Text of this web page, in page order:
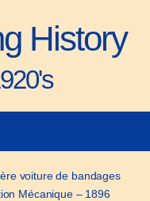
History
voiture de bandages
Mécanique – 1896